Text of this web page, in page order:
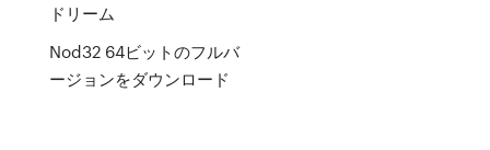
ドリーム
Nod32 64ビットのフルバ
ージョンをダウンロード